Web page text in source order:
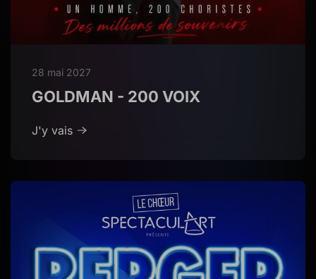
28 mai 2027
GOLDMAN - 200 VOIX
J'y vais